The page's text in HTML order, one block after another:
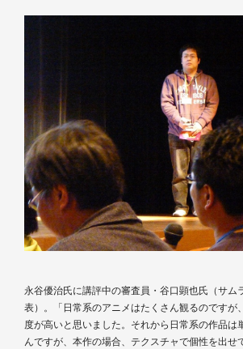
永谷優治氏に講評中の審査員・谷口顕也氏（サム
表）。「日常系のアニメはたくさん観るのですが
度が高いと思いました。それから日常系の作品は
んですが、本作の場合、テクスチャで個性を出せ